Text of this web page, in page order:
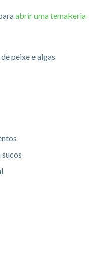
abrir uma temakeria
peixe e algas